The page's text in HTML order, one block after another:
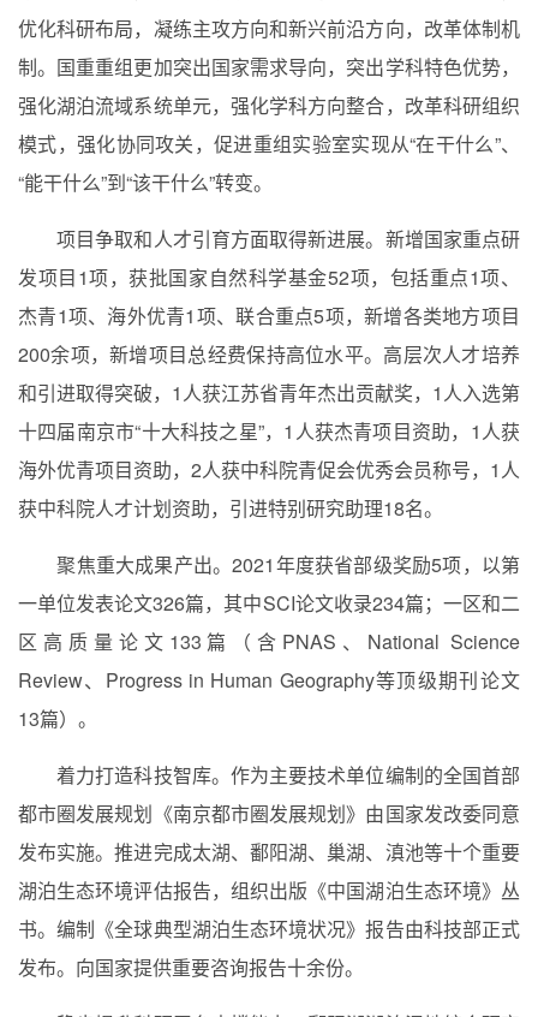
优化科研布局，凝练主攻方向和新兴前沿方向，改革体制机
制。国重重组更加突出国家需求导向，突出学科特色优势，
强化湖泊流域系统单元，强化学科方向整合，改革科研组织
模式，强化协同攻关，促进重组实验室实现从“在干什么”、
“能干什么”到“该干什么”转变。
项目争取和人才引育方面取得新进展。新增国家重点研
发项目1项，获批国家自然科学基金52项，包括重点1项、
杰青1项、海外优青1项、联合重点5项，新增各类地方项目
200余项，新增项目总经费保持高位水平。高层次人才培养
和引进取得突破， 1人获江苏省青年杰出贡献奖， 1人入选第
十四届南京市“十大科技之星”， 1 人获杰青项目资助， 1人获
海外优青项目资助， 2人获中科院青促会优秀会员称号， 1人
获中科院人才计划资助，引进特别研究助理18名。
聚焦重大成果产出。2021年度获省部级奖励5项，以第
一单位发表论文326篇，其中SCI论文收录234篇；一区和二
区高质量论文 133 篇（含 PNAS 、 National Science
Review、 Progress in Human Geography等顶级期刊论文
13篇）。
着力打造科技智库。作为主要技术单位编制的全国首部
都市圈发展规划《南京都市圈发展规划》由国家发改委同意
发布实施。推进完成太湖、鄱阳湖、巢湖、滇池等十个重要
湖泊生态环境评估报告，组织出版《中国湖泊生态环境》丛
书。编制《全球典型湖泊生态环境状况》报告由科技部正式
发布。向国家提供重要咨询报告十余份。